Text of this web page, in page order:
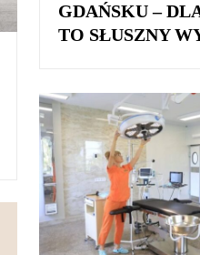
GDAŃSKU –
TO SŁUSZNY